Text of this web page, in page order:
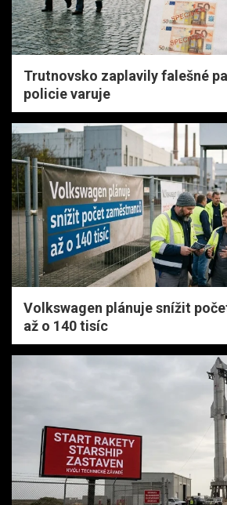
Trutnovsko zaplavily falešné
policie varuje
Volkswagen plánuje snížit
až o 140 tisíc